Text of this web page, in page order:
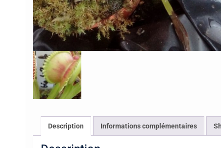
Description Informations complémentaires